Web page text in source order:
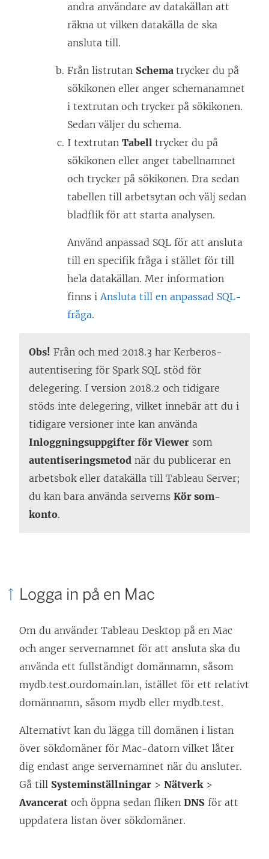
andra användare av datakällan att
räkna ut vilken datakälla de ska
ansluta till.
Från listrutan Schema trycker du på
sökikonen eller anger schemanamnet
i textrutan och trycker på sökikonen.
Sedan väljer du schema.
I textrutan Tabell trycker du på
sökikonen eller anger tabellnamnet
och trycker på sökikonen. Dra sedan
tabellen till arbetsytan och välj sedan
bladflik för att starta analysen.
Använd anpassad SQL för att ansluta
till en specifik fråga i stället för till
hela datakällan. Mer information
finns iAnsluta till en anpassad SQL-
fråga.
Obs! Från och med 2018.3 har Kerberos-
autentisering för Spark SQL stöd för
delegering. I version 2018.2 och tidigare
stöds inte delegering, vilket innebär att du i
tidigare versioner inte kan använda
Inloggningsuppgifter för Viewer som
autentiseringsmetod när du publicerar en
arbetsbok eller datakälla till Tableau Server;
du kan bara använda serverns Kör som-
konto.
Logga in på en Mac
Om du använder Tableau Desktop på en Mac
och anger servernamnet för att ansluta ska du
använda ett fullständigt domännamn, såsom
mydb.test.ourdomain.lan, istället för ett relativt
domännamn, såsom mydb eller mydb.test.
Alternativt kan du lägga till domänen i listan
över sökdomäner för Mac-datorn vilket låter
dig endast ange servernamnet när du ansluter.
Gå till Systeminställningar > Nätverk>
Avancerat och öppna sedan fliken DNS för att
uppdatera listan över sökdomäner.